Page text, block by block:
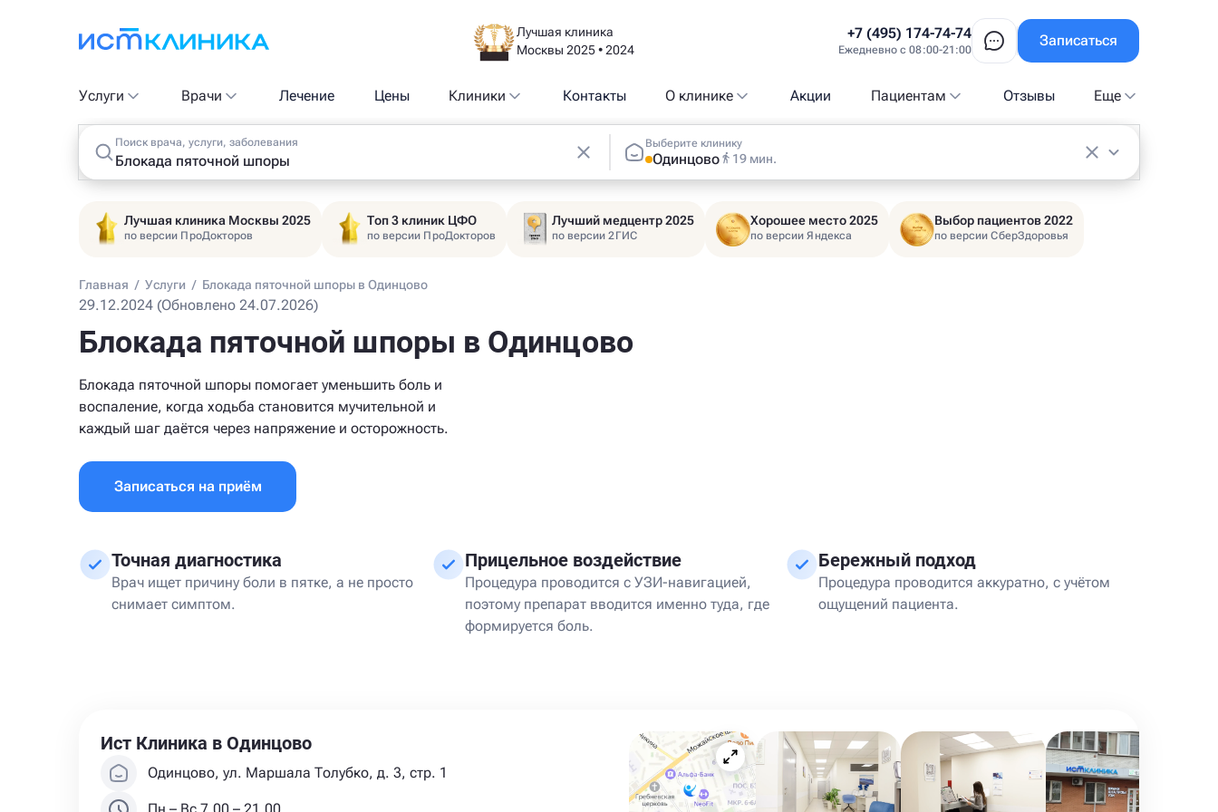
Лучшая клиника
Москвы 2025 • 2024
+7 (495) 174-74-74
Ежедневно с 08:00-21:00
Записаться
Услуги Врачи Лечение Цены Клиники Контакты О клинике Акции Пациентам Отзывы Еще
Поиск врача, услуги, заболевания Выберите клинику
Одинцово 19 мин.
Лучшая клиника Москвы 2025
по версии ПроДокторов
Топ 3 клиник ЦФО
по версии ПроДокторов
Лучший медцентр 2025
по версии 2ГИС
Хорошее место 2025
по версии Яндекса
Выбор пациентов 2022
по версии СберЗдоровья
Главная / Услуги / Блокада пяточной шпоры в Одинцово
29.12.2024 (Обновлено 24.07.2026)
Блокада пяточной шпоры в Одинцово
Блокада пяточной шпоры помогает уменьшить боль и
воспаление, когда ходьба становится мучительной и
каждый шаг даётся через напряжение и осторожность.
Записаться на приём
Точная диагностика
Врач ищет причину боли в пятке, а не просто
снимает симптом.
Прицельное воздействие
Процедура проводится с УЗИ-навигацией,
поэтому препарат вводится именно туда, где
формируется боль.
Бережный подход
Процедура проводится аккуратно, с учётом
ощущений пациента.
Ист Клиника в Одинцово
Одинцово, ул. Маршала Толубко, д. 3, стр. 1